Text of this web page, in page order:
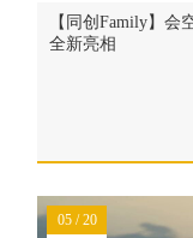
【同创Family】
全新亮相
05 / 20